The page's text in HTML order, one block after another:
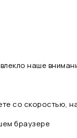
наше
со
браузере